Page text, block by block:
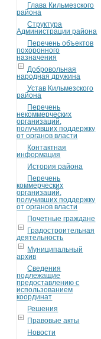
Глава Кильмезского
района
Структура
Администрации района
Перечень объектов
похоронного
назначения
Добровольная
народная дружина
Устав Кильмезского
района
Перечень
некоммерческих
организаций,
получивших поддержку
от органов власти
Контактная
информация
История района
Перечень
коммерческих
организаций,
получивших поддержку
от органов власти
Почетные граждане
Градостроительная
деятельность
Муниципальный
архив
Сведения
подлежащие
предоставлению с
использованием
координат
Решения
Правовые акты
Новости